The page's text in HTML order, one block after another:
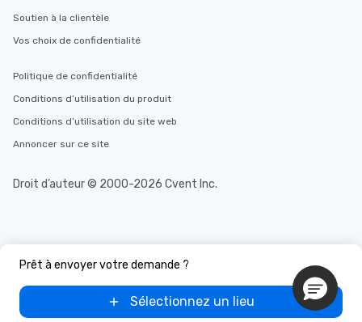
Prêt à envoyer votre demande ?
Sélectionnez un lieu
Soutien à la clientèle
Vos choix de confidentialité
Politique de confidentialité
Conditions d’utilisation du produit
Conditions d’utilisation du site web
Annoncer sur ce site
Droit d’auteur © 2000-2026 Cvent Inc.